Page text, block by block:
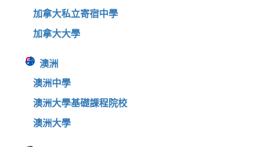
加拿大私立寄宿中學
加拿大大學
澳洲
澳洲中學
澳洲大學基礎課程院校
澳洲大學